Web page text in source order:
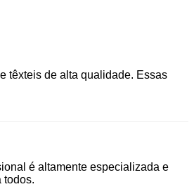
têxteis de alta qualidade. Essas
é altamente especializada e
todos.